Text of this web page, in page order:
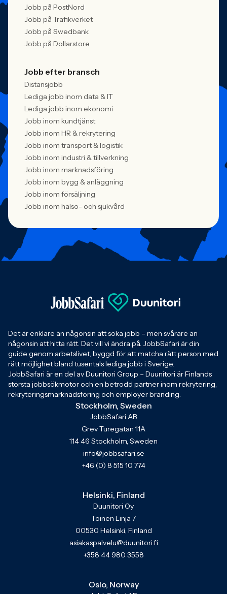
Jobb på PostNord
Jobb på Trafikverket
Jobb på Swedbank
Jobb på Dollarstore
Jobb efter bransch
Distansjobb
Lediga jobb inom data & IT
Lediga jobb inom ekonomi
Jobb inom kundtjänst
Jobb inom HR & rekrytering
Jobb inom transport & logistik
Jobb inom industri & tillverkning
Jobb inom marknadsföring
Jobb inom bygg & anläggning
Jobb inom försäljning
Jobb inom hälso- och sjukvård
Det är enklare än någonsin att söka jobb – men svårare än
någonsin att hitta rätt. Det vill vi ändra på. JobbSafari är din
guide genom arbetslivet, byggd för att matcha rätt person med
rätt möjlighet bland tusentals lediga jobb i Sverige.
JobbSafari är en del av Duunitori Group – Duunitori är Finlands
största jobbsökmotor och en betrodd partner inom rekrytering,
rekryteringsmarknadsföring och employer branding.
Stockholm, Sweden
JobbSafari AB
Grev Turegatan 11A
114 46 Stockholm, Sweden
info@jobbsafari.se
+46 (0) 8 515 10 774
Helsinki, Finland
Duunitori Oy
Toinen Linja 7
00530 Helsinki, Finland
asiakaspalvelu@duunitori.fi
+358 44 980 3558
Oslo, Norway